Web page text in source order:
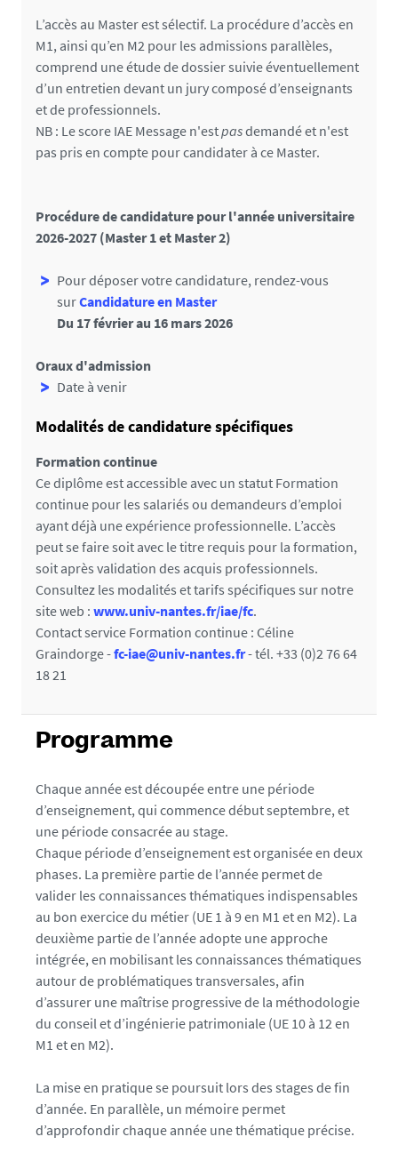
L’accès au Master est sélectif. La procédure d’accès en
M1, ainsi qu’en M2 pour les admissions parallèles,
comprend une étude de dossier suivie éventuellement
d’un entretien devant un jury composé d’enseignants
et de professionnels.
NB : Le score IAE Message n'estpasdemandé et n'est
pas pris en compte pour candidater à ce Master.
Procédure de candidature pour l'année universitaire
2026-2027 (Master 1 et Master 2)
Pour déposer votre candidature, rendez-vous
surCandidature en Master
Du 17 février au 16 mars 2026
Oraux d'admission
Date à venir
Modalités de candidature spécifiques
Formation continue
Ce diplôme est accessible avec un statut Formation
continue pour les salariés ou demandeurs d’emploi
ayant déjà une expérience professionnelle. L’accès
peut se faire soit avec le titre requis pour la formation,
soit après validation des acquis professionnels.
Consultez les modalités et tarifs spécifiques sur notre
site web : www.univ-nantes.fr/iae/fc.
Contact service Formation continue : Céline
Graindorge -fc-iae@univ-nantes.fr- tél. +33 (0)2 76 64
18 21
Programme
Chaque année est découpée entre une période
d’enseignement, qui commence début septembre, et
une période consacrée au stage.
Chaque période d’enseignement est organisée en deux
phases. La première partie de l’année permet de
valider les connaissances thématiques indispensables
au bon exercice du métier (UE 1 à 9 en M1 et en M2). La
deuxième partie de l’année adopte une approche
intégrée, en mobilisant les connaissances thématiques
autour de problématiques transversales, afin
d’assurer une maîtrise progressive de la méthodologie
du conseil et d’ingénierie patrimoniale (UE 10 à 12 en
M1 et en M2).
La mise en pratique se poursuit lors des stages de fin
d’année. En parallèle, un mémoire permet
d’approfondir chaque année une thématique précise.